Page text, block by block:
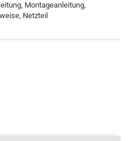
Montageanleitung,
Netzteil